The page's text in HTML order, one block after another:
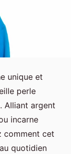
unique et
perle
Alliant argent
incarne
comment cet
quotidien